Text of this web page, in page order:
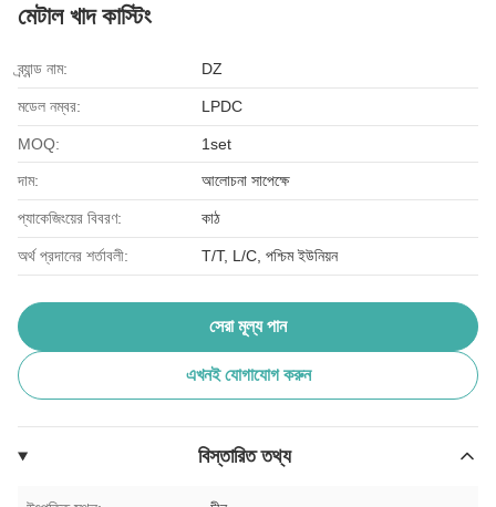
মেটাল খাদ কাস্টিং
ব্র্যান্ড নাম: DZ
মডেল নম্বর: LPDC
MOQ: 1set
দাম: আলোচনা সাপেক্ষে
প্যাকেজিংয়ের বিবরণ: কাঠ
অর্থ প্রদানের শর্তাবলী: T/T, L/C, পশ্চিম ইউনিয়ন
সেরা মূল্য পান
এখনই যোগাযোগ করুন
বিস্তারিত তথ্য